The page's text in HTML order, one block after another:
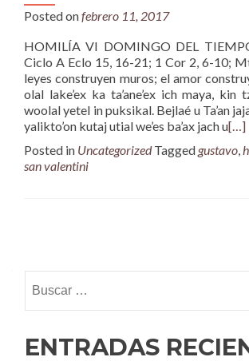
Posted onfebrero 11, 2017
HOMILÍA VI DOMINGO DEL
Ciclo A Eclo 15, 16-21; 1 Cor 2, 6-10;
leyes construyen muros; el amor
olal lake’ex ka ta’ane’ex ich maya, kin
woolal yetel in puksikal. Bejlaé u Ta’an
yalikto’on kutaj utial we’es ba’ax jach u[…]
Posted in Uncategorized Tagged gustavo,
san valentini
navigation
ENTRADAS